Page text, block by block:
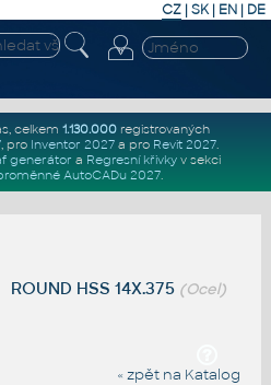
CZ | SK| EN | DE
celkem 1.130.000registrovaných
, pro Inventor 2027a pro Revit 2027.
generátor a Regresní křivkyv sekci
AutoCADu 2027.
HSS 14X.375 (Ocel)
« zpět na Katalog